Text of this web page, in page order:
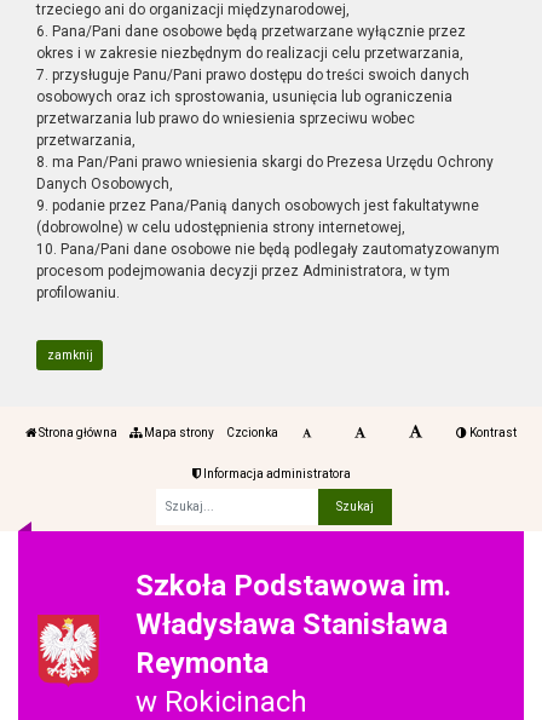
trzeciego ani do organizacji międzynarodowej,
6. Pana/Pani dane osobowe będą przetwarzane wyłącznie przez
okres i w zakresie niezbędnym do realizacji celu przetwarzania,
7. przysługuje Panu/Pani prawo dostępu do treści swoich danych
osobowych oraz ich sprostowania, usunięcia lub ograniczenia
przetwarzania lub prawo do wniesienia sprzeciwu wobec
przetwarzania,
8. ma Pan/Pani prawo wniesienia skargi do Prezesa Urzędu Ochrony
Danych Osobowych,
9. podanie przez Pana/Panią danych osobowych jest fakultatywne
(dobrowolne) w celu udostępnienia strony internetowej,
10. Pana/Pani dane osobowe nie będą podlegały zautomatyzowanym
procesom podejmowania decyzji przez Administratora, w tym
profilowaniu.
zamknij
Strona główna Mapa strony Czcionka Kontrast
Informacja administratora
Szkoła Podstawowa im.
Władysława Stanisława
Reymonta
w Rokicinach